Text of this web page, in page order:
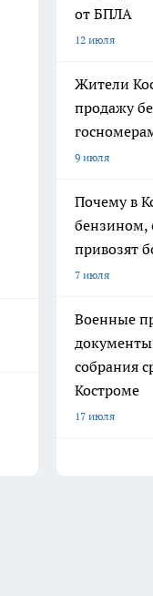
от БПЛА
12 июля
Жители
продажу
9 июля
Почему в
бензином,
привозят
7 июля
Военные
собрания
Костроме
17 июля